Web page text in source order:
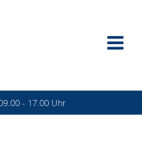
- 17.00 Uhr